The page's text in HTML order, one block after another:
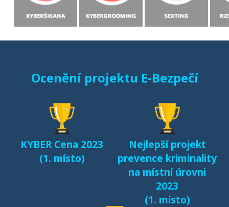
Ocenění projektu E-Bezpečí
KYBER Cena 2023
(1. místo)
Nejlepší projekt
prevence kriminality
na místní úrovni
2023
(1. místo)